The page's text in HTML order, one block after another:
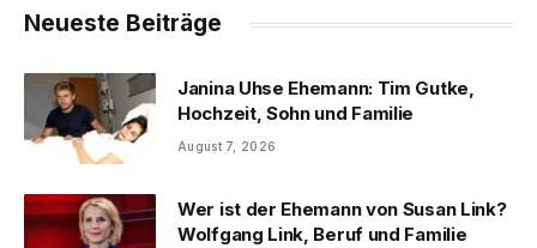
Neueste Beiträge
Janina Uhse Ehemann: Tim Gutke,
Hochzeit, Sohn und Familie
August 7, 2026
Wer ist der Ehemann von Susan Link?
Wolfgang Link, Beruf und Familie